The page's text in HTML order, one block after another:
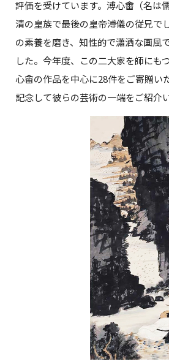
評価を受けています。溥心畬（名は
清の皇族で最後の皇帝溥儀の従兄で
の素養を磨き、知性的で瀟洒な画風
した。今年度、この二大家を師にも
心畬の作品を中心に28件をご寄贈い
記念して彼らの芸術の一端をご紹介